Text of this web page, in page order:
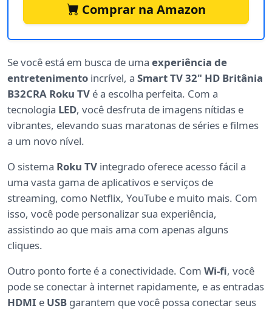
Comprar na Amazon
Se você está em busca de uma experiência de
entretenimento incrível, a Smart TV 32" HD Britânia
B32CRA Roku TV é a escolha perfeita. Com a
tecnologia LED, você desfruta de imagens nítidas e
vibrantes, elevando suas maratonas de séries e filmes
a um novo nível.
O sistema Roku TV integrado oferece acesso fácil a
uma vasta gama de aplicativos e serviços de
streaming, como Netflix, YouTube e muito mais. Com
isso, você pode personalizar sua experiência,
assistindo ao que mais ama com apenas alguns
cliques.
Outro ponto forte é a conectividade. Com Wi-fi, você
pode se conectar à internet rapidamente, e as entradas
HDMI e USB garantem que você possa conectar seus